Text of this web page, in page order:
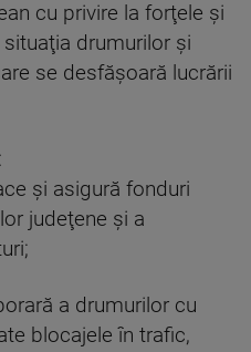
cu privire la forţele şi
drumurilor şi
se desfăşoară lucrării
şi asigură fonduri
judeţene şi a
a drumurilor cu
blocajele în trafic,